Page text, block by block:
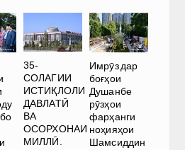
35-
СОЛАГИИ
ИСТИҚЛОЛИ
ДАВЛАТӢ
ВА
ОСОРХОНАИ
МИЛЛӢ.
Имрӯз дар
боғҳои
Душанбе
рӯзҳои
фарҳанги
ноҳияҳои
Шамсиддин